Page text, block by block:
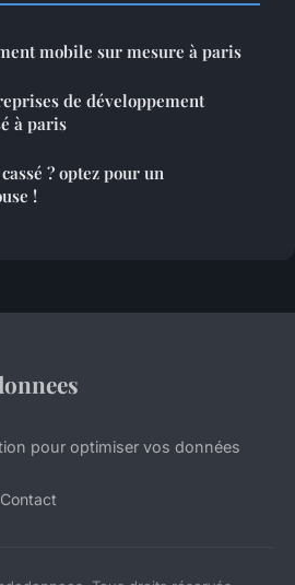
mobile sur mesure à paris
de développement
à paris
? optez pour un
!
pour optimiser vos données
Contact